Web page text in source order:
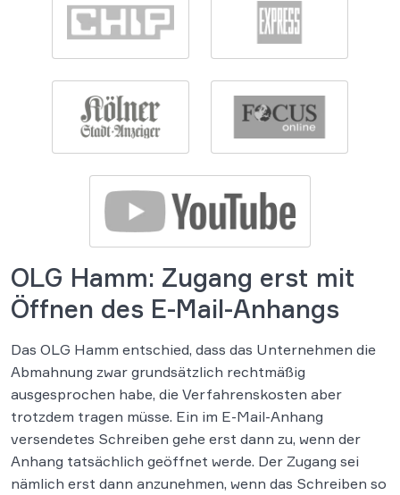
OLG Hamm: Zugang erst mit
Öffnen des E-Mail-Anhangs
Das OLG Hamm entschied, dass das Unternehmen die
Abmahnung zwar grundsätzlich rechtmäßig
ausgesprochen habe, die Verfahrenskosten aber
trotzdem tragen müsse. Ein im E-Mail-Anhang
versendetes Schreiben gehe erst dann zu, wenn der
Anhang tatsächlich geöffnet werde. Der Zugang sei
nämlich erst dann anzunehmen, wenn das Schreiben so